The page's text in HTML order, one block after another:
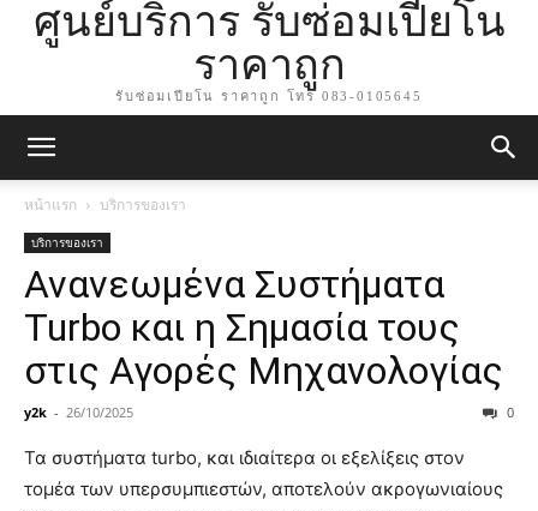
ศูนย์บริการ รับซ่อมเปียโน
ราคาถูก
รับซ่อมเปียโน ราคาถูก โทร 083-0105645
หน้าแรก บริการของเรา
บริการของเรา
Ανανεωμένα Συστήματα
Turbo και η Σημασία τους
στις Αγορές Μηχανολογίας
y2k - 26/10/2025 0
Τα συστήματα turbo, και ιδιαίτερα οι εξελίξεις στον
τομέα των υπερσυμπιεστών, αποτελούν ακρογωνιαίους